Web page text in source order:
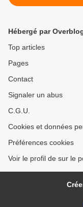
Hébergé par
Top articles
Pages
Contact
Signaler un abus
C.G.U.
Cookies et données
Préférences cookies
Voir le profil de sur le